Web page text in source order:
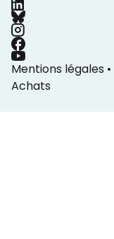
Mentions légales •
Achats